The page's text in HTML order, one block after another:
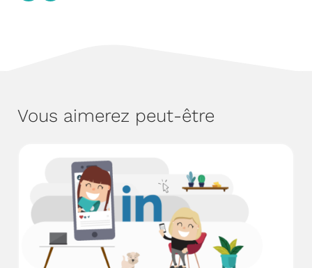
Vous aimerez peut-être